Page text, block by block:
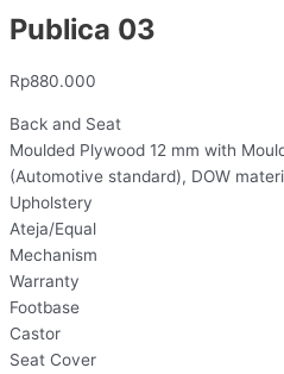
Publica 03
Rp880.000
Back and Seat
Moulded Plywood 12 mm with
(Automotive standard), DOW
Upholstery
Ateja/Equal
Mechanism
Warranty
Footbase
Castor
Seat Cover